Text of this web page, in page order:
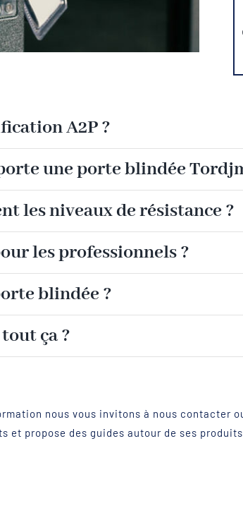
A2P ?
une porte blindée
les niveaux de résistance ?
les professionnels ?
blindée ?
ça ?
nous vous invitons à nous
et propose des guides autour de ses